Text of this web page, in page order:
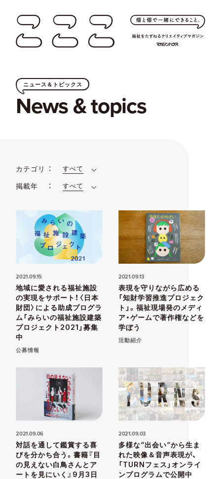
ニュース＆トピックス
News & topics
カテゴリ すべて
掲載年 すべて
2021.09.15
地域に愛される福祉施設
の実現をサポート！〈日本
財団〉による助成プログラ
ム「みらいの福祉施設建築
プロジェクト2021」募集
中
公募情報
2021.09.13
表現を守りながら広める
「知財学習推進プロジェク
ト」。福祉現場発のメディ
ア・ゲームで著作権などを
学ぼう
活動紹介
2021.09.06
対話を通して鑑賞する喜
びを分かち合う。書籍『目
の見えない白鳥さんとア
ートを見にいく』9月3日
2021.09.03
多様な“出会い“から生ま
れた映像＆音声表現が、
「TURNフェス」オンライ
ンプログラムで公開中